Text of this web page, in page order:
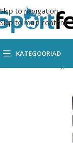
Skip to navigation
Skip to main content
KATEGOORIAD